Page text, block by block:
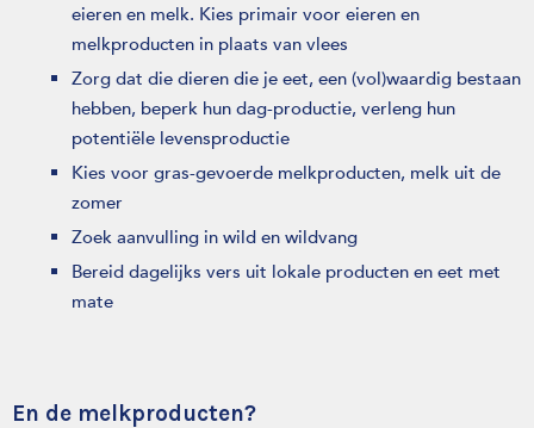
eieren en melk. Kies primair voor eieren en
melkproducten in plaats van vlees
Zorg dat die dieren die je eet, een (vol)waardig bestaan
hebben, beperk hun dag-productie, verleng hun
potentiële levensproductie
Kies voor gras-gevoerde melkproducten, melk uit de
zomer
Zoek aanvulling in wild en wildvang
Bereid dagelijks vers uit lokale producten en eet met
mate
En de melkproducten?